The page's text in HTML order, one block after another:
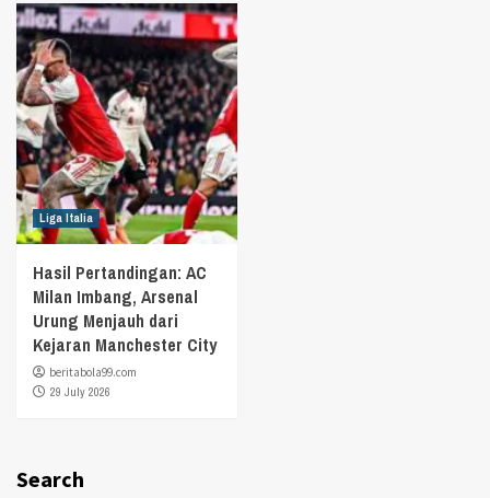
Liga Italia
Hasil Pertandingan: AC
Milan Imbang, Arsenal
Urung Menjauh dari
Kejaran Manchester City
beritabola99.com
29 July 2026
Search